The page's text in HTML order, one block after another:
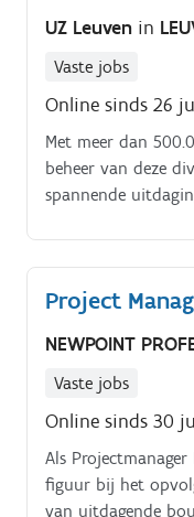
UZ Leuven in
Vaste jobs
Online sinds 26
Met meer dan
beheer van deze
spannende
terecht in ons
&
gebouwbeheer het
satellietcampussen
Project
NEWPOINT
Vaste jobs
Online sinds 30
Als
figuur bij het
van uitdagende